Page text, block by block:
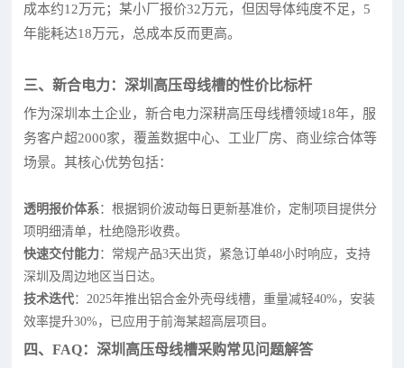
成本约12万元；某小厂报价32万元，但因导体纯度不足，5
年能耗达18万元，总成本反而更高。
三、新合电力：深圳高压母线槽的性价比标杆
作为深圳本土企业，新合电力深耕高压母线槽领域18年，服
务客户超2000家，覆盖数据中心、工业厂房、商业综合体等
场景。其核心优势包括：
透明报价体系：根据铜价波动每日更新基准价，定制项目提供分
项明细清单，杜绝隐形收费。
快速交付能力：常规产品3天出货，紧急订单48小时响应，支持
深圳及周边地区当日达。
技术迭代：2025年推出铝合金外壳母线槽，重量减轻40%，安装
效率提升30%，已应用于前海某超高层项目。
四、FAQ：深圳高压母线槽采购常见问题解答